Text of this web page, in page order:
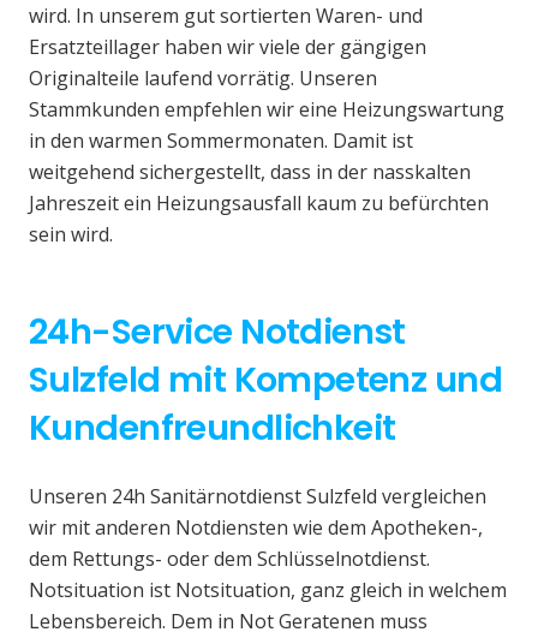
wird. In unserem gut sortierten Waren- und
Ersatzteillager haben wir viele der gängigen
Originalteile laufend vorrätig. Unseren
Stammkunden empfehlen wir eine Heizungswartung
in den warmen Sommermonaten. Damit ist
weitgehend sichergestellt, dass in der nasskalten
Jahreszeit ein Heizungsausfall kaum zu befürchten
sein wird.
24h-Service Notdienst
Sulzfeld mit Kompetenz und
Kundenfreundlichkeit
Unseren 24h Sanitärnotdienst Sulzfeld vergleichen
wir mit anderen Notdiensten wie dem Apotheken-,
dem Rettungs- oder dem Schlüsselnotdienst.
Notsituation ist Notsituation, ganz gleich in welchem
Lebensbereich. Dem in Not Geratenen muss